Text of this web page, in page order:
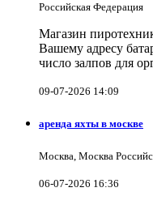
Российская Федерация
Магазин
Вашему адресу
число залпов для
09-07-2026 14:09
аренда яхты в москве
Москва, Москва
06-07-2026 16:36